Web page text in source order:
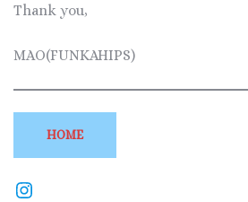
Thank you,
MAO(FUNKAHIPS)
HOME